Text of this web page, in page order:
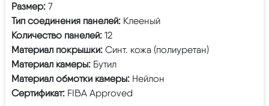
Размер: 7
Тип соединения панелей: Клееный
Количество панелей: 12
Материал покрышки: Синт. кожа (полиуретан)
Материал камеры: Бутил
Материал обмотки камеры: Нейлон
Сертификат: FIBA Approved